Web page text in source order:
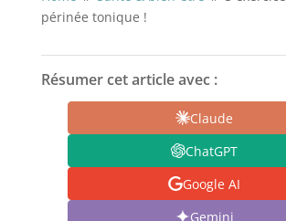
périnée tonique !
Résumer cet article avec :
Claude
ChatGPT
Google AI
Gemini